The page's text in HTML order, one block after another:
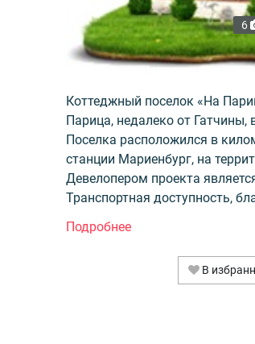
6
Коттеджный поселок «На
Парица, недалеко от Гатчины,
Поселка расположился в
станции Мариенбург, на
Девелопером проекта
Транспортная доступность,
обеспечивает высокое
К продаже предлагаются
В